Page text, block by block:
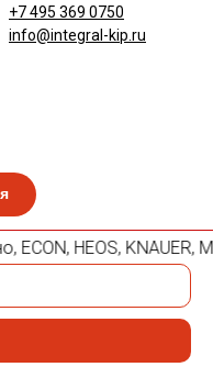
+7 495 369 0750
info@integral-kip.ru
HEOS, KNAUER,